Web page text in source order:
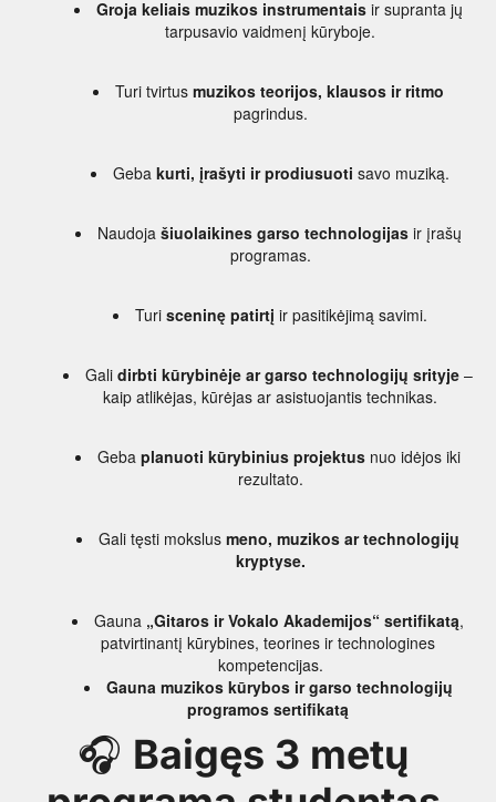
Groja keliais muzikos instrumentais ir supranta jų
tarpusavio vaidmenį kūryboje.
Turi tvirtus muzikos teorijos, klausos ir ritmo
pagrindus.
Geba kurti, įrašyti ir prodiusuoti savo muziką.
Naudoja šiuolaikines garso technologijas ir įrašų
programas.
Turi sceninę patirtį ir pasitikėjimą savimi.
Gali dirbti kūrybinėje ar garso technologijų srityje –
kaip atlikėjas, kūrėjas ar asistuojantis technikas.
Geba planuoti kūrybinius projektus nuo idėjos iki
rezultato.
Gali tęsti mokslus meno, muzikos ar technologijų
kryptyse.
Gauna „Gitaros ir Vokalo Akademijos“ sertifikatą,
patvirtinantį kūrybines, teorines ir technologines
kompetencijas.
Gauna muzikos kūrybos ir garso technologijų
programos sertifikatą
🎧 Baigęs 3 metų